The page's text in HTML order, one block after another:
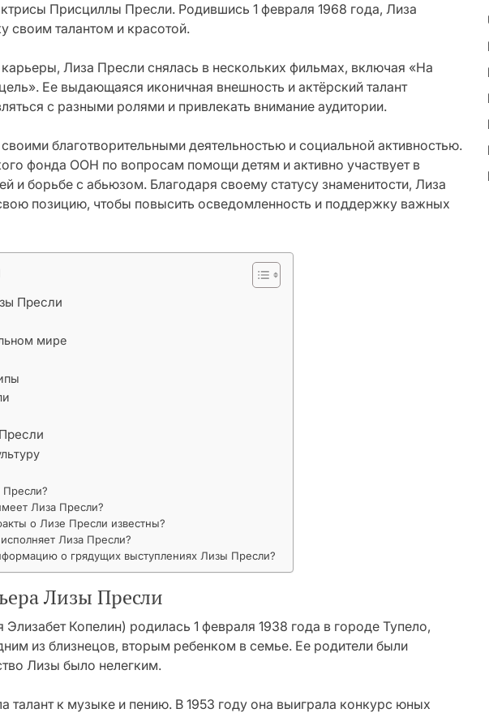
Присциллы Пресли. Родившись 1 февраля 1968 года, Лиза
своим талантом и красотой.
Лиза Пресли снялась в нескольких фильмах, включая «На
Ее выдающаяся иконичная внешность и актёрский талант
с разными ролями и привлекать внимание аудитории.
благотворительными деятельностью и социальной активностью.
фонда ООН по вопросам помощи детям и активно участвует в
и борьбе с абьюзом. Благодаря своему статусу знаменитости, Лиза
позицию, чтобы повысить осведомленность и поддержку важных
Пресли
мире
Пресли?
Лиза Пресли?
о Лизе Пресли известны?
Лиза Пресли?
о грядущих выступлениях Лизы Пресли?
Лизы Пресли
Копелин) родилась 1 февраля 1938 года в городе Тупело,
из близнецов, вторым ребенком в семье. Ее родители были
Лизы было нелегким.
талант к музыке и пению. В 1953 году она выиграла конкурс юных